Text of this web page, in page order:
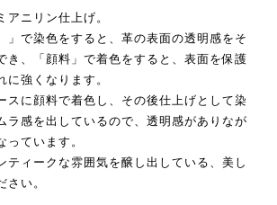
アニリン仕上げ。
」で染色をすると、革の表面の透明感をそ
き、「顔料」で着色をすると、表面を保護
に強くなります。
スに顔料で着色し、その後仕上げとして染
ラ感を出しているので、透明感がありなが
っています。
ティークな雰囲気を醸し出している、美し
さい。